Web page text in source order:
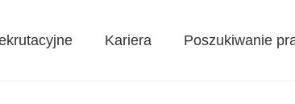
Kariera Poszukiwanie